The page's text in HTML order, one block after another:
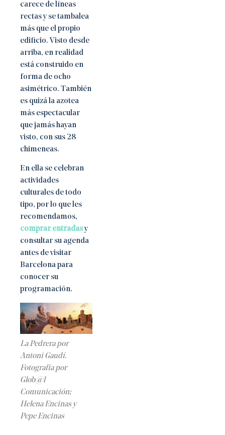
carece de líneas
rectas y se tambalea
más que el propio
edificio. Visto desde
arriba, en realidad
está construido en
forma de ocho
asimétrico. También
es quizá la azotea
más espectacular
que jamás hayan
visto, con sus 28
chimeneas.
En ella se celebran
actividades
culturales de todo
tipo, por lo que les
recomendamos,
comprar entradasy
consultar su agenda
antes de visitar
Barcelona para
conocer su
programación.
La Pedrera por
Antoni Gaudí.
Fotografía por
Glob@l
Comunicación;
Helena Encinas y
Pepe Encinas